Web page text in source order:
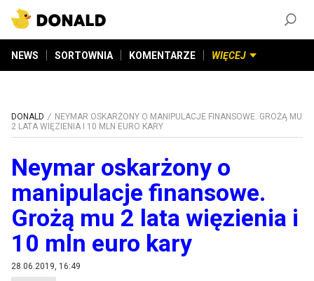
NEWS SORTOWNIA KOMENTARZE WIĘCEJ
DONALD
NEYMAR OSKARŻONY O MANIPULACJE FINANSOWE. GROŻĄ MU
2 LATA WIĘZIENIA I 10 MLN EURO KARY
Neymar oskarżony o
manipulacje finansowe.
Grożą mu 2 lata więzienia i
10 mln euro kary
28.06.2019, 16:49